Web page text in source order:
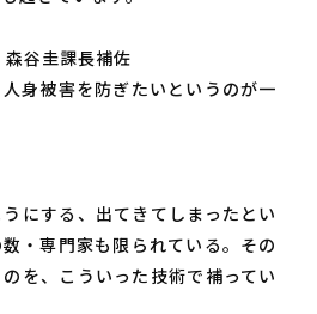
谷圭課長補佐
人身被害を防ぎたいというのが一
うにする、出てきてしまったとい
・専門家も限られている。その
を、こういった技術で補ってい